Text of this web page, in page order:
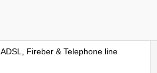
ADSL, Fireber & Telephone line